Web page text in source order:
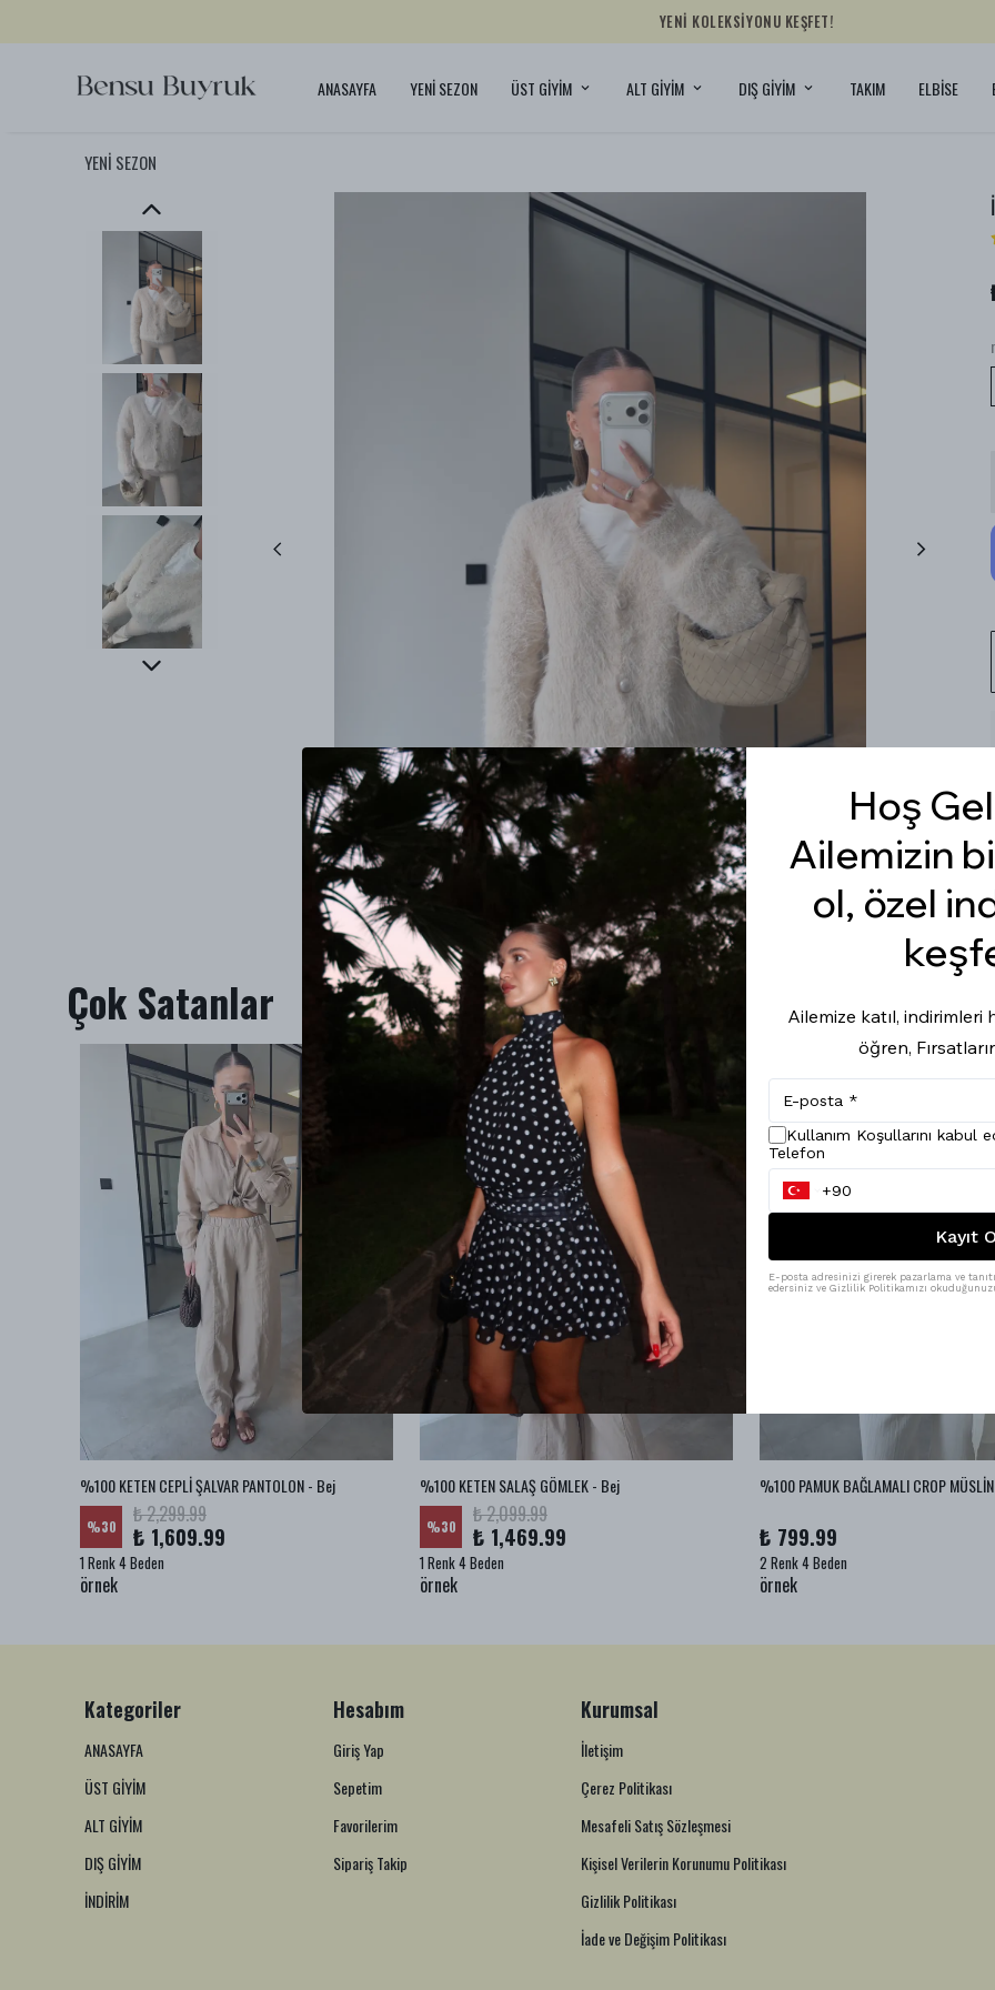
YENİ KOLEKSİYONU KEŞFET!
ANASAYFA YENİ SEZON ÜST GİYİM ALT GİYİM DIŞ GİYİM TAKIM ELBİSE
YENİ SEZON
Çok Satanlar
%100 KETEN CEPLİ ŞALVAR PANTOLON - Bej
%30 ₺ 2,299.99
₺ 1,609.99
1 Renk 4 Beden
örnek
%100 KETEN SALAŞ GÖMLEK - Bej
%30 ₺ 2,099.99
₺ 1,469.99
1 Renk 4 Beden
örnek
₺ 799.99
2 Renk 4 Beden
örnek
Kategoriler
ANASAYFA
ÜST GİYİM
ALT GİYİM
DIŞ GİYİM
İNDİRİM
Hesabım
Giriş Yap
Sepetim
Favorilerim
Sipariş Takip
Kurumsal
İletişim
Çerez Politikası
Mesafeli Satış Sözleşmesi
Kişisel Verilerin Korunumu Politikası
Gizlilik Politikası
İade ve Değişim Politikası
Hoş
Ailemizin
ol, özel
Ailemize katıl, indirimleri
öğren,
Kullanım Koşullarını kabul
Telefon
Kayıt
E-posta adresinizi girerek pazarlama ve
edersiniz ve Gizlilik Politikamızı